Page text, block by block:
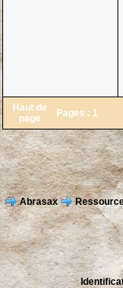
Haut de
page
Pages : 1
Abrasax